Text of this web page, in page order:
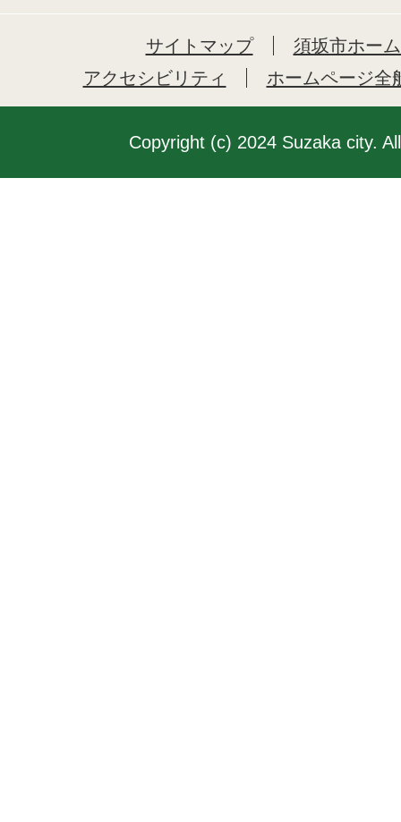
サイトマップ
須坂市ホー
アクセシビリティ
ホームページ全
Copyright (c) 2024 Suzaka city.